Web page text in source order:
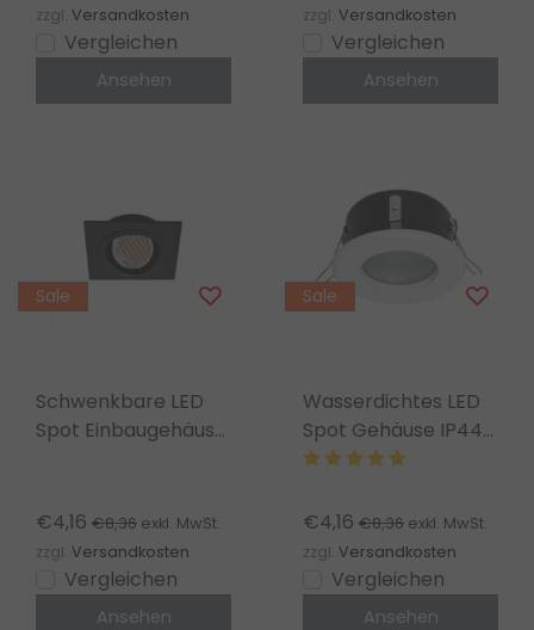
zzgl. Versandkosten
Vergleichen
Ansehen
zzgl. Versandkosten
Vergleichen
Ansehen
Sale
Schwenkbare LED
Spot Einbaugehäuse
€4,16 €8,36 exkl. MwSt.
zzgl. Versandkosten
Vergleichen
Ansehen
Sale
Wasserdichtes LED
Spot Gehäuse IP44
– OH35 Weiß
€4,16 €8,36 exkl. MwSt.
zzgl. Versandkosten
Vergleichen
Ansehen